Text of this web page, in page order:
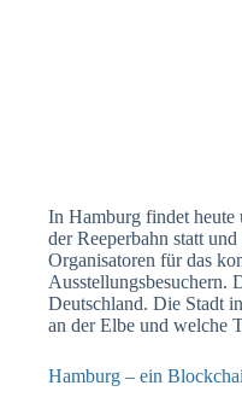
In Hamburg findet heute
der Reeperbahn statt
Organisatoren für das
Ausstellungsbesuchern.
Deutschland. Die Stadt
an der Elbe und welche
Hamburg – ein